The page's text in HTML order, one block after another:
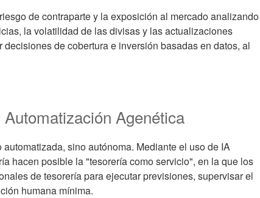
de contraparte y la exposición al mercado analizando
la volatilidad de las divisas y las actualizaciones
de cobertura e inversión basadas en datos, al
Agenética
sino autónoma. Mediante el uso de IA
hacen posible la "tesorería como servicio", en la que los
de tesorería para ejecutar previsiones, supervisar el
humana mínima.